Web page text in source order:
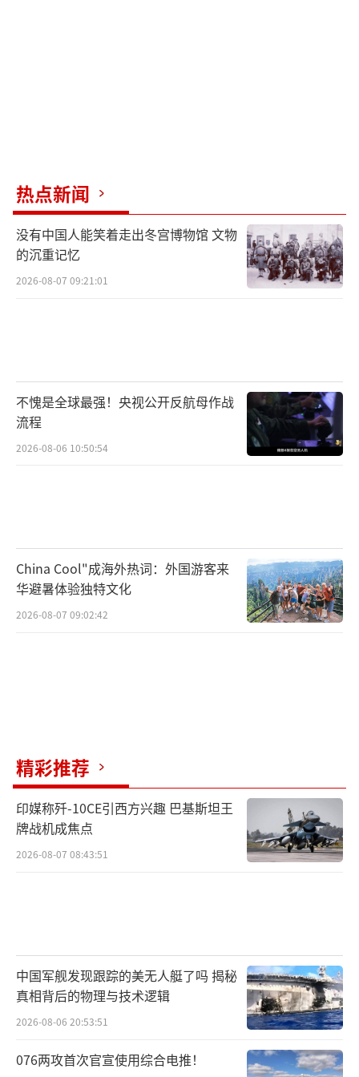
与恐吓。金正恩称，朝鲜会坚持不懈努力攻占
国防建设目标，研发出更多强有力的攻击手段
来装备军队。
热点新闻
没有中国人能笑着走出冬宫博物馆 文物
的沉重记忆
2026-08-07 09:21:01
不愧是全球最强！央视公开反航母作战
流程
2026-08-06 10:50:54
China Cool"成海外热词：外国游客来
华避暑体验独特文化
2026-08-07 09:02:42
精彩推荐
印媒称歼-10CE引西方兴趣 巴基斯坦王
牌战机成焦点
2026-08-07 08:43:51
中国军舰发现跟踪的美无人艇了吗 揭秘
真相背后的物理与技术逻辑
2026-08-06 20:53:51
076两攻首次官宣使用综合电推！